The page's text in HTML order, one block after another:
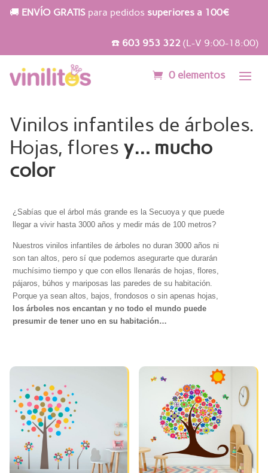
🚚 ENVÍO GRATISpara pedidos superiores a 100€
☎️ 603 953 322 (L-V 9:00-18:00)
0 elementos
Vinilos infantiles de árboles.
Hojas, flores y… mucho
color
¿Sabías que el árbol más grande es la Secuoya y que puede
llegar a vivir hasta 3000 años y medir más de 100 metros?
Nuestros vinilos infantiles de árboles no duran 3000 años ni
son tan altos, pero sí que podemos asegurarte que durarán
muchísimo tiempo y que con ellos llenarás de hojas, flores,
pájaros, búhos y mariposas las paredes de su habitación.
Porque ya sean altos, bajos, frondosos o sin apenas hojas,
los árboles nos encantan y no todo el mundo puede
presumir de tener uno en su habitación…